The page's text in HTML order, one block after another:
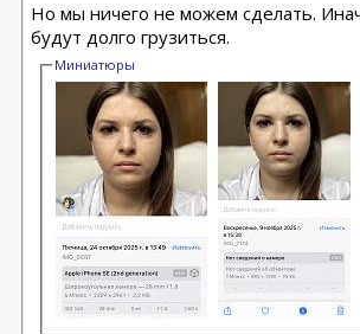
Но мы ничего не можем сделать.
будут долго грузиться.
Миниатюры